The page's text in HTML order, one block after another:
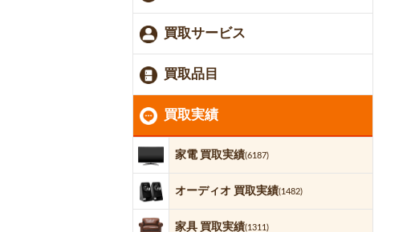
買取サービス
買取品目
買取実績
家電 買取実績(6187)
オーディオ 買取実績(1482)
家具 買取実績(1311)